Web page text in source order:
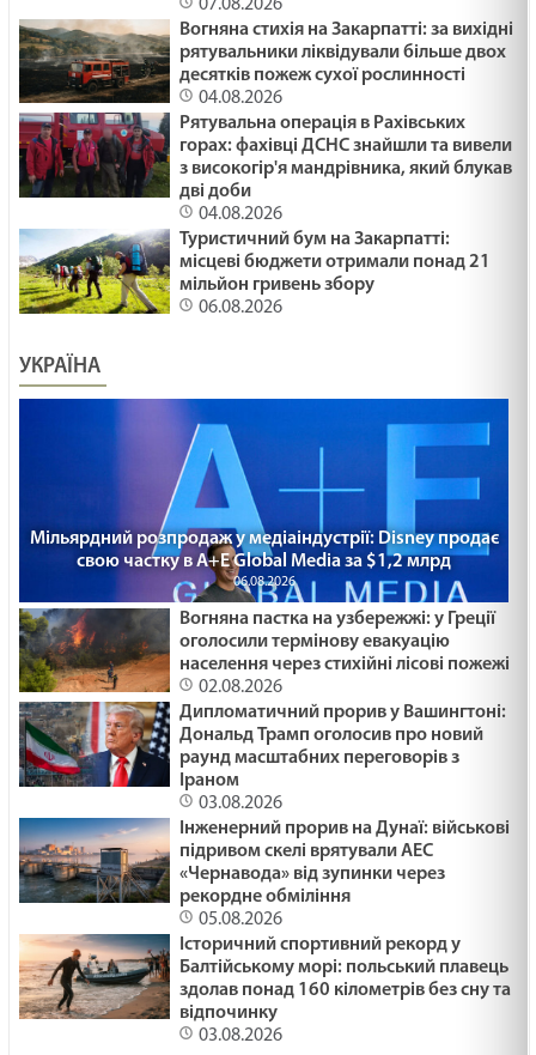
07.08.2026
Вогняна стихія на Закарпатті: за вихідні
рятувальники ліквідували більше двох
десятків пожеж сухої рослинності
04.08.2026
Рятувальна операція в Рахівських
горах: фахівці ДСНС знайшли та вивели
з високогір'я мандрівника, який блукав
дві доби
04.08.2026
Туристичний бум на Закарпатті:
місцеві бюджети отримали понад 21
мільйон гривень збору
06.08.2026
УКРАЇНА
Мільярдний розпродаж у медіаіндустрії: Disney продає
свою частку в A+E Global Media за $1,2 млрд
06.08.2026
Вогняна пастка на узбережжі: у Греції
оголосили термінову евакуацію
населення через стихійні лісові пожежі
02.08.2026
Дипломатичний прорив у Вашингтоні:
Дональд Трамп оголосив про новий
раунд масштабних переговорів з
Іраном
03.08.2026
Інженерний прорив на Дунаї: військові
підривом скелі врятували АЕС
«Чернавода» від зупинки через
рекордне обміління
05.08.2026
Історичний спортивний рекорд у
Балтійському морі: польський плавець
здолав понад 160 кілометрів без сну та
відпочинку
03.08.2026